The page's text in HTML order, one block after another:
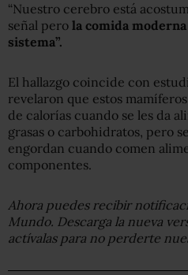
“Nuestro cerebro está
señal pero la comida
sistema”.
El hallazgo coincide con
revelaron que estos
de calorías cuando se les da
grasas o carbohidratos, pero
engordan cuando comen
componentes.
Ahora puedes recibir
Mundo. Descarga la nueva
actívalas para no perderte